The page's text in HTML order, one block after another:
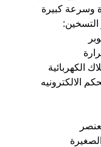
وسرعة كبيرة
الكهربائية
الالكترونيه